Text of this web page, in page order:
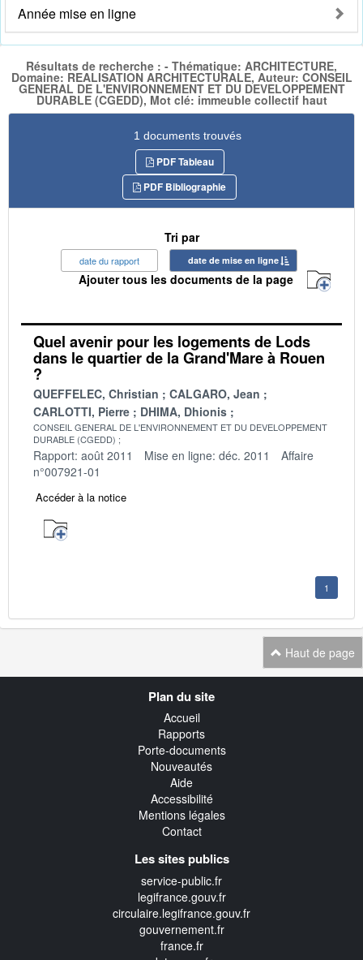
Année mise en ligne
Résultats de recherche : - Thématique: ARCHITECTURE,
Domaine: REALISATION ARCHITECTURALE, Auteur: CONSEIL
GENERAL DE L'ENVIRONNEMENT ET DU DEVELOPPEMENT
DURABLE (CGEDD), Mot clé: immeuble collectif haut
1 documents trouvés
PDF Tableau
PDF Bibliographie
Tri par
date du rapport date de mise en ligne
Ajouter tous les documents de la page
Quel avenir pour les logements de Lods
dans le quartier de la Grand'Mare à Rouen
?
QUEFFELEC, Christian
CALGARO, Jean
CARLOTTI, Pierre
DHIMA, Dhionis
CONSEIL GENERAL DE L'ENVIRONNEMENT ET DU DEVELOPPEMENT
DURABLE (CGEDD)
Rapport: août 2011 Mise en ligne: déc. 2011
Affaire
n°007921-01
Accéder à la notice
1
Haut de page
Plan du site
Accueil
Rapports
Porte-documents
Nouveautés
Aide
Accessibilité
Mentions légales
Contact
Les sites publics
service-public.fr
legifrance.gouv.fr
circulaire.legifrance.gouv.fr
gouvernement.fr
france.fr